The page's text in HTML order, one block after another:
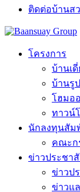
ติดต่อบ้านส
โครงการ
บ้านเ
บ้านรู
โฮมอ
ทาวน์
นักลงทุนสัม
คณะก
ข่าวประชา
ข่าวป
ข่าวแ